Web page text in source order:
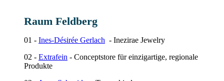
Raum Feldberg
01 - Ines-Désirée Gerlach - Inezirae Jewelry
02 - Extrafein - Conceptstore für einzigartige, regionale
Produkte